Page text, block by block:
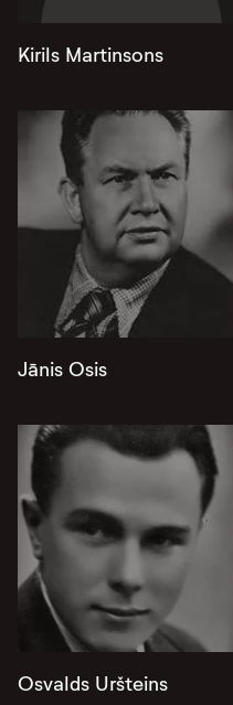
Kirils Martinsons
Jānis Osis
Osvalds Uršteins